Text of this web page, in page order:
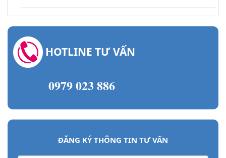
HOTLINE TƯ VẤN
0979 023 886
ĐĂNG KÝ THÔNG TIN TƯ VẤN